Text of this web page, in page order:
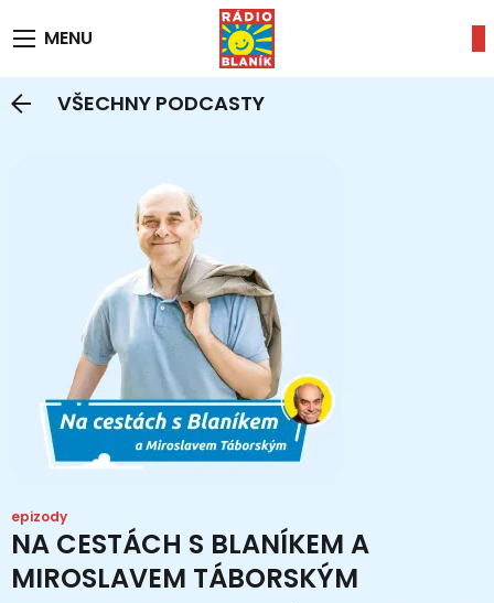
MENU
VŠECHNY PODCASTY
epizody
NA CESTÁCH S BLANÍKEM A
MIROSLAVEM TÁBORSKÝM